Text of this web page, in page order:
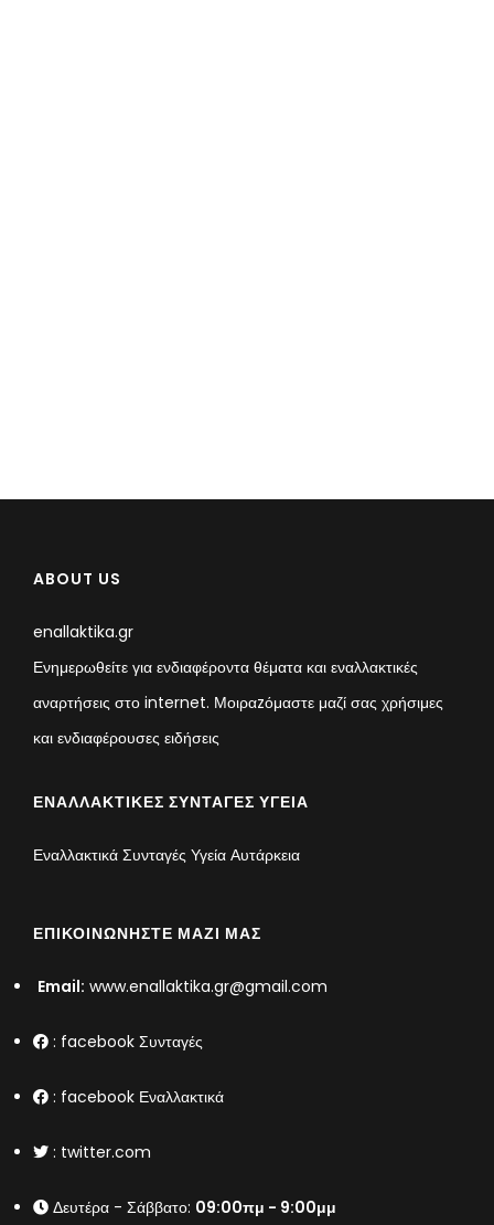
ABOUT US
enallaktika.gr
Ενημερωθείτε για ενδιαφέροντα θέματα και εναλλακτικές
αναρτήσεις στο internet. Μοιραzόμαστε μαζί σας χρήσιμες
και ενδιαφέρουσες ειδήσεις
ΕΝΑΛΛΑΚΤΙΚΈΣ ΣΥΝΤΑΓΈΣ ΥΓΕΊΑ
Εναλλακτικά Συνταγές Υγεία Αυτάρκεια
ΕΠΙΚΟΙΝΩΝΉΣΤΕ ΜΑΖΊ ΜΑΣ
Email: www.enallaktika.gr@gmail.com
: facebook Συνταγές
: facebook Εναλλακτικά
: twitter.com
Δευτέρα - Σάββατο: 09:00πμ - 9:00μμ